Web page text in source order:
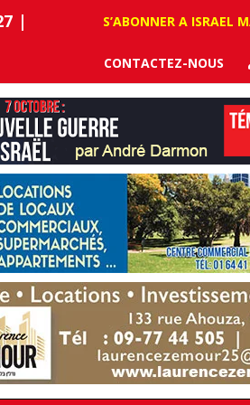
|
S’ABONNER A ISRAEL
CONTACTEZ-NOUS